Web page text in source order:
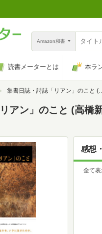
Amazon和書
読書メーターとは 本ラ
集書日誌・詩誌「リアン」のこと (高橋新太郎セレクション)
アン」のこと (高橋
感想
全て